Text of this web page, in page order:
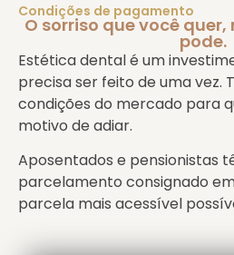
Condições de pagamento
O sorriso que você
pode.
Estética dental é um
precisa ser feito de uma vez.
condições do mercado para
motivo de adiar.
Aposentados e pensionistas
parcelamento consignado
parcela mais acessível